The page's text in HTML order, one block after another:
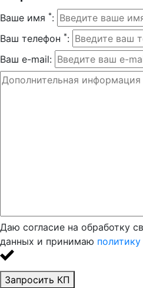
Ваше имя *:
Ваш телефон *:
Ваш e-mail:
Даю согласие на обработку
данных и принимаю
Запросить КП